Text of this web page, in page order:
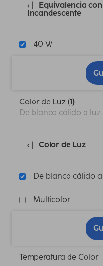
Equivalencia
Incandescente
40 W
Color de Luz (1)
De blanco cálido a
Color de Luz
De blanco cálido
Multicolor
Temperatura de Color